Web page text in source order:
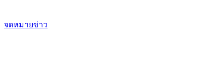
จดหมายข่าว